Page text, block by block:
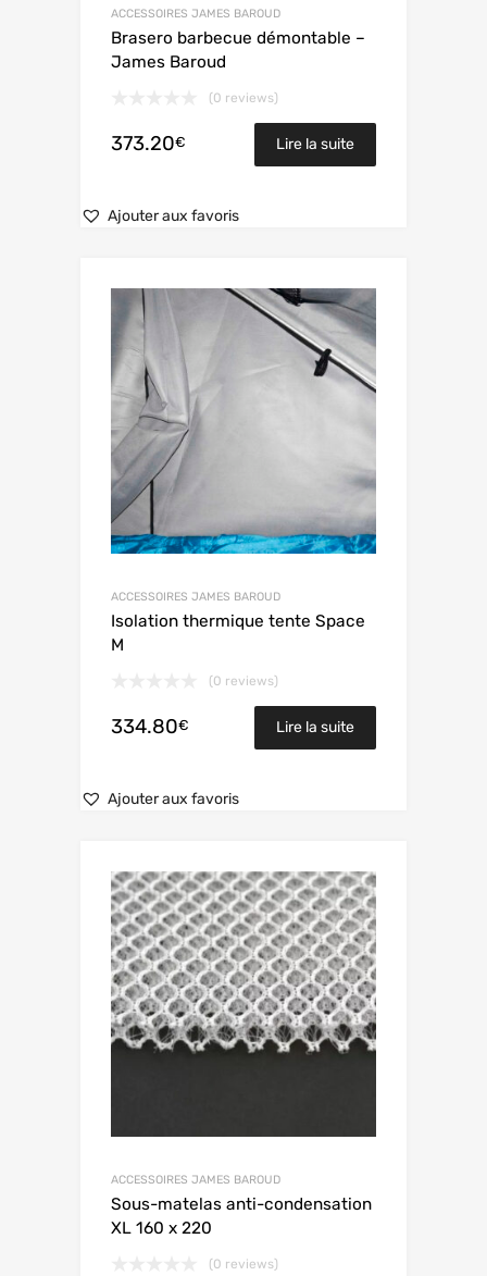
ACCESSOIRES JAMES BAROUD
Brasero barbecue démontable –
James Baroud
(0 reviews)
373.20€ Lire la suite
Ajouter aux favoris
ACCESSOIRES JAMES BAROUD
Isolation thermique tente Space
M
(0 reviews)
334.80€ Lire la suite
Ajouter aux favoris
ACCESSOIRES JAMES BAROUD
Sous-matelas anti-condensation
XL 160 x 220
(0 reviews)